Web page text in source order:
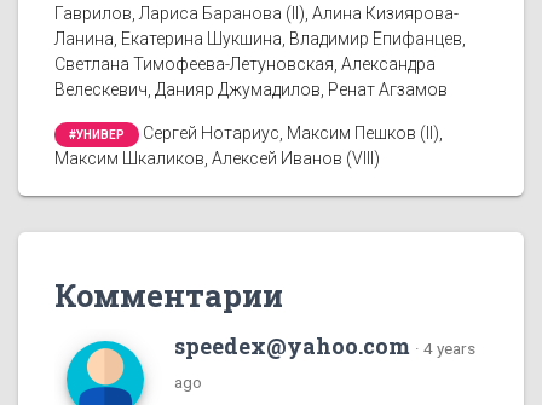
Гаврилов, Лариса Баранова (II), Алина Кизиярова-
Ланина, Екатерина Шукшина, Владимир Епифанцев,
Светлана Тимофеева-Летуновская, Александра
Велескевич, Данияр Джумадилов, Ренат Агзамов
#УНИВЕР
Сергей Нотариус, Максим Пешков (II),
Максим Шкаликов, Алексей Иванов (VIII)
Комментарии
speedex@yahoo.com · 4 years
ago